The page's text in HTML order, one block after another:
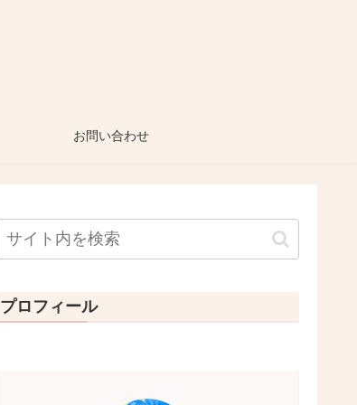
お問い合わせ
プロフィール